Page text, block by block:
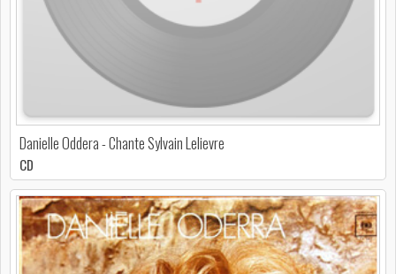
Danielle Oddera - Chante Sylvain Lelievre
CD